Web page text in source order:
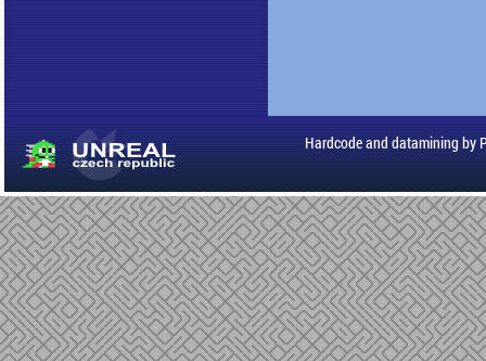
Hardcode and datamining by